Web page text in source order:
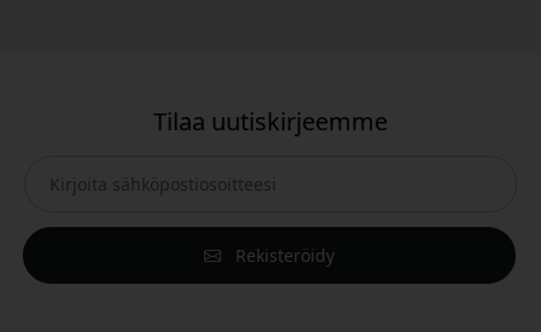
Tilaa uutiskirjeemme
Rekisteröidy